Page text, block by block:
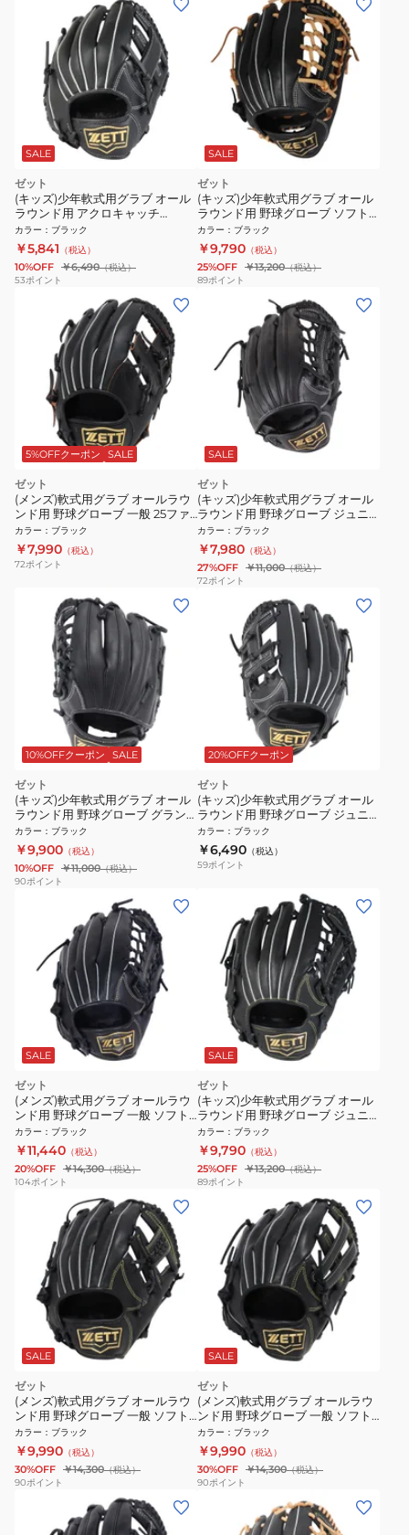
SALE
ゼット
(キッズ)少年軟式用グラブ オール
ラウンド用 アクロキャッチ
BJGB77420C-1900
カラー ： ブラック
￥5,841 （税込）
10%OFF ￥6,490（税込）
53ポイント
SALE
ゼット
(キッズ)少年軟式用グラブ オール
ラウンド用 野球グローブ ソフト
ステア BJGB74440-1932
カラー ： ブラック
￥9,790 （税込）
25%OFF ￥13,200（税込）
89ポイント
5%OFFクーポン SALE
ゼット
(メンズ)軟式用グラブ オールラウ
ンド用 野球グローブ 一般 25ファ
インキャッチ BRGB3710BS-
1900
カラー ： ブラック
￥7,990 （税込）
72ポイント
SALE
ゼット
(キッズ)少年軟式用グラブ オール
ラウンド用 野球グローブ ジュニ
ア グランドヒーロー
GROUNDHERO BJGB76440-
1900
カラー ： ブラック
￥7,980 （税込）
27%OFF ￥11,000（税込）
72ポイント
10%OFFクーポン SALE
ゼット
(キッズ)少年軟式用グラブ オール
ラウンド用 野球グローブ グラン
ドヒーロー 左投用 BJGB76450-
1900RH
カラー ： ブラック
￥9,900 （税込）
10%OFF ￥11,000（税込）
90ポイント
20%OFFクーポン
ゼット
(キッズ)少年軟式用グラブ オール
ラウンド用 野球グローブ ジュニ
ア アクロキャッチ 左投げ用
BJGB77410C-1900RH
カラー ： ブラック
￥6,490 （税込）
59ポイント
SALE
ゼット
(メンズ)軟式用グラブ オールラウ
ンド用 野球グローブ 一般 ソフト
ステア BRGB35430-1900
カラー ： ブラック
￥11,440 （税込）
20%OFF ￥14,300（税込）
104ポイント
SALE
ゼット
(キッズ)少年軟式用グラブ オール
ラウンド用 野球グローブ ジュニ
ア ソフトステア BJGB74540-
1900
カラー ： ブラック
￥9,790 （税込）
25%OFF ￥13,200（税込）
89ポイント
SALE
ゼット
(メンズ)軟式用グラブ オールラウ
ンド用 野球グローブ 一般 ソフト
ステア BRGB35510-1900
カラー ： ブラック
￥9,990 （税込）
30%OFF ￥14,300（税込）
90ポイント
SALE
ゼット
(メンズ)軟式用グラブ オールラウ
ンド用 野球グローブ 一般 ソフト
ステア BRGB35540-1900
カラー ： ブラック
￥9,990 （税込）
30%OFF ￥14,300（税込）
90ポイント